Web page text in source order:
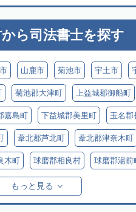
ら司法書士を探す
山鹿市 菊池市 宇土市
菊池郡大津町 上益城郡御船町
嘉島町 下益城郡美里町 玉名郡
葦北郡芦北町 葦北郡津奈木町
木町 球磨郡相良村 球磨郡湯前
阿蘇郡南阿蘇村
村
もっと見る